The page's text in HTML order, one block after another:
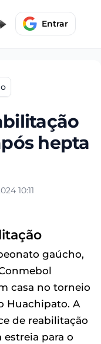
Entrar
hepta
10:11
gaúcho,
casa no torneio
Huachipato. A
de reabilitação
estreia para o